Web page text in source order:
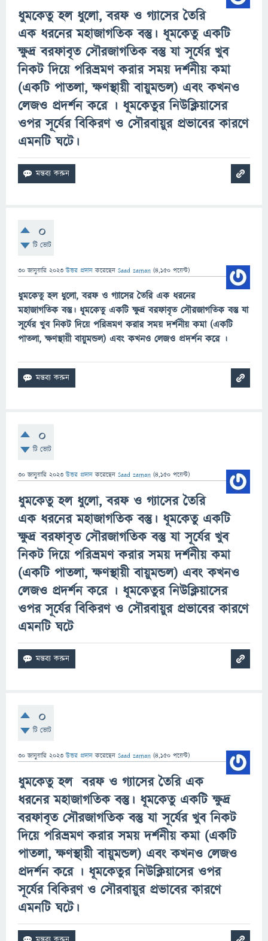
ধুমকেতু হল ধুলো, বরফ ও গ্যাসের তৈরি
এক ধরনের মহাজাগতিক বস্তু। ধূমকেতুএকটি
ক্ষুদ্র বরফাবৃত সৌরজাগতিক বস্তু যা সূর্যের খুব
নিকট দিয়ে পরিভ্রমণ করার সময় দর্শনীয় কমা
(একটি পাতলা, ক্ষণস্থায়ী বায়ুমন্ডল) এবং কখনও
লেজও প্রদর্শন করে । ধূমকেতুরনিউক্লিয়াসের
ওপর সূর্যের বিকিরণ ও সৌরবায়ুর প্রভাবের কারণে
এমনটি ঘটে।
0
টি ভোট
30 জানুয়ারি 2023 উত্তর প্রদান করেছেন Saad zaman (4,150 পয়েন্ট)
ধুমকেতু হল ধুলো, বরফ ও গ্যাসের তৈরি এক ধরনের
মহাজাগতিক বস্তু। ধূমকেতুএকটি ক্ষুদ্র বরফাবৃত সৌরজাগতিক বস্তু যা
সূর্যের খুব নিকট দিয়ে পরিভ্রমণ করার সময় দর্শনীয় কমা (একটি
পাতলা, ক্ষণস্থায়ী বায়ুমন্ডল) এবং কখনও লেজও প্রদর্শন করে ।
0
টি ভোট
30 জানুয়ারি 2023 উত্তর প্রদান করেছেন Saad zaman (4,150 পয়েন্ট)
ধুমকেতু হল ধুলো, বরফ ও গ্যাসের তৈরি
এক ধরনের মহাজাগতিক বস্তু। ধূমকেতুএকটি
ক্ষুদ্র বরফাবৃত সৌরজাগতিক বস্তু যা সূর্যের খুব
নিকট দিয়ে পরিভ্রমণ করার সময় দর্শনীয় কমা
(একটি পাতলা, ক্ষণস্থায়ী বায়ুমন্ডল) এবং কখনও
লেজও প্রদর্শন করে । ধূমকেতুরনিউক্লিয়াসের
ওপর সূর্যের বিকিরণ ও সৌরবায়ুর প্রভাবের কারণে
এমনটি ঘটে
0
টি ভোট
30 জানুয়ারি 2023 উত্তর প্রদান করেছেন Saad zaman (4,150 পয়েন্ট)
ধুমকেতু হল বরফ ও গ্যাসের তৈরি এক
ধরনের মহাজাগতিক বস্তু। ধূমকেতুএকটি ক্ষুদ্র
বরফাবৃত সৌরজাগতিক বস্তু যা সূর্যের খুব নিকট
দিয়ে পরিভ্রমণ করার সময় দর্শনীয় কমা (একটি
পাতলা, ক্ষণস্থায়ী বায়ুমন্ডল) এবং কখনও লেজও
প্রদর্শন করে । ধূমকেতুরনিউক্লিয়াসের ওপর
সূর্যের বিকিরণ ও সৌরবায়ুর প্রভাবের কারণে
এমনটি ঘটে।